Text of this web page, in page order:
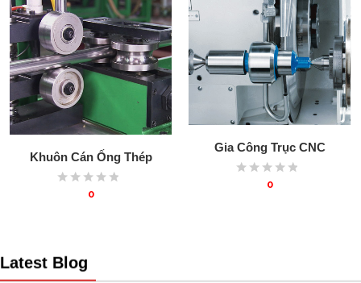
Khuôn Cán Ống Thép
0
Gia Công Trục CNC
0
Latest Blog